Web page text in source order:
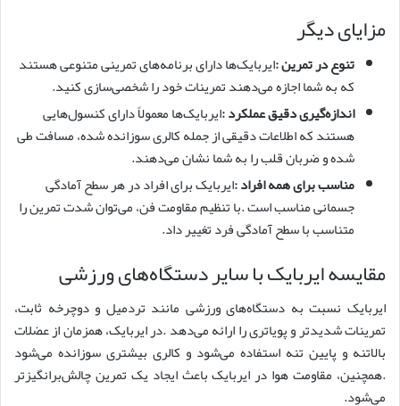
مزایای دیگر
تنوع در تمرین:ایربایک‌ها دارای برنامه‌های تمرینی متنوعی هستند
که به شما اجازه می‌دهند تمرینات خود را شخصی‌سازی کنید.
اندازه‌گیری دقیق عملکرد:ایربایک‌ها معمولاً دارای کنسول‌هایی
هستند که اطلاعات دقیقی از جمله کالری سوزانده شده، مسافت طی
شده و ضربان قلب را به شما نشان می‌دهند.
مناسب برای همه افراد:ایربایک برای افراد در هر سطح آمادگی
جسمانی مناسب است .با تنظیم مقاومت فن، می‌توان شدت تمرین را
متناسب با سطح آمادگی فرد تغییر داد.
مقایسه ایربایک با سایر دستگاه‌های ورزشی
ایربایک نسبت به دستگاه‌های ورزشی مانند تردمیل و دوچرخه ثابت،
تمرینات شدیدتر و پویاتری را ارائه می‌دهد .در ایربایک، همزمان از عضلات
بالاتنه و پایین تنه استفاده می‌شود و کالری بیشتری سوزانده می‌شود
.همچنین، مقاومت هوا در ایربایک باعث ایجاد یک تمرین چالش‌برانگیزتر
می‌شود.